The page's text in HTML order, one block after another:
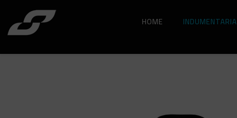
HOME INDUMENTARIA